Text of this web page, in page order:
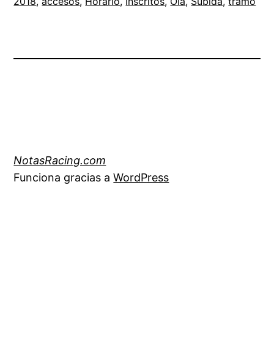
NotasRacing.com
Funciona gracias aWordPress